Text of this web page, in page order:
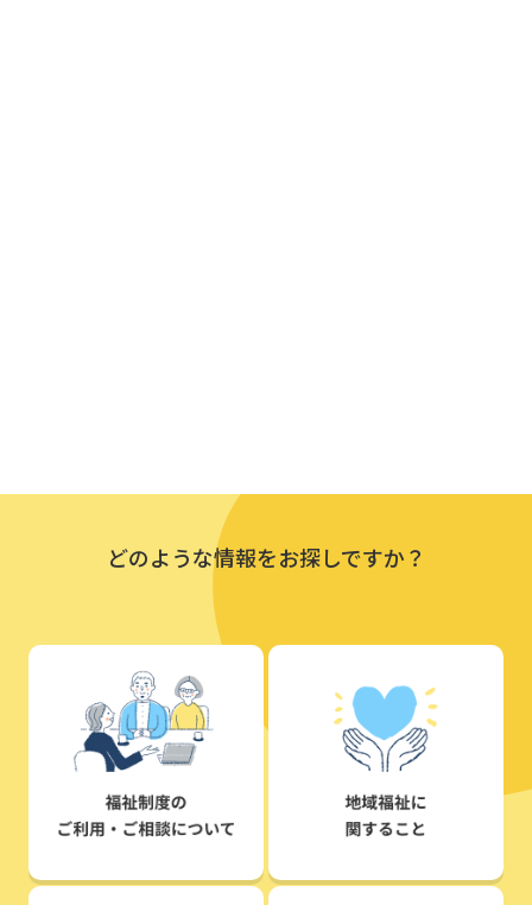
どのような情報をお探しですか？